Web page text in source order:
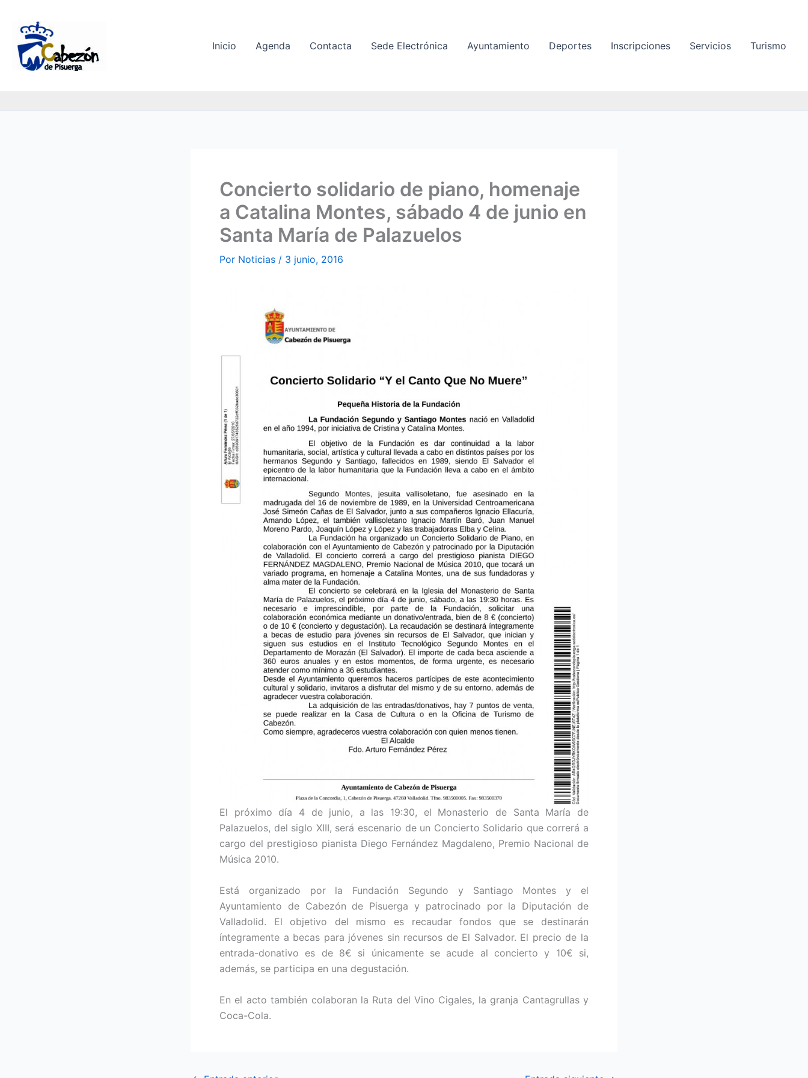
contenido
Inicio Agenda Contacta Sede Electrónica Ayuntamiento Deportes Inscripciones Servicios Turismo
Concierto solidario de piano, homenaje
a Catalina Montes, sábado 4 de junio en
Santa María de Palazuelos
Por Noticias / 3 junio, 2016
El próximo día 4 de junio, a las 19:30, el Monasterio de Santa María de
Palazuelos, del siglo XIII, será escenario de un Concierto Solidario que correrá a
cargo del prestigioso pianista Diego Fernández Magdaleno, Premio Nacional de
Música 2010.
Está organizado por la Fundación Segundo y Santiago Montes y el
Ayuntamiento de Cabezón de Pisuerga y patrocinado por la Diputación de
Valladolid. El objetivo del mismo es recaudar fondos que se destinarán
íntegramente a becas para jóvenes sin recursos de El Salvador. El precio de la
entrada-donativo es de 8€ si únicamente se acude al concierto y 10€ si,
además, se participa en una degustación.
En el acto también colaboran la Ruta del Vino Cigales, la granja Cantagrullas y
Coca-Cola.